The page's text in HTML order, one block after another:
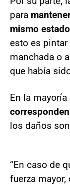
para
mismo
esto es pintar
manchada o
que había
En la
los daños
“En caso de
fuerza